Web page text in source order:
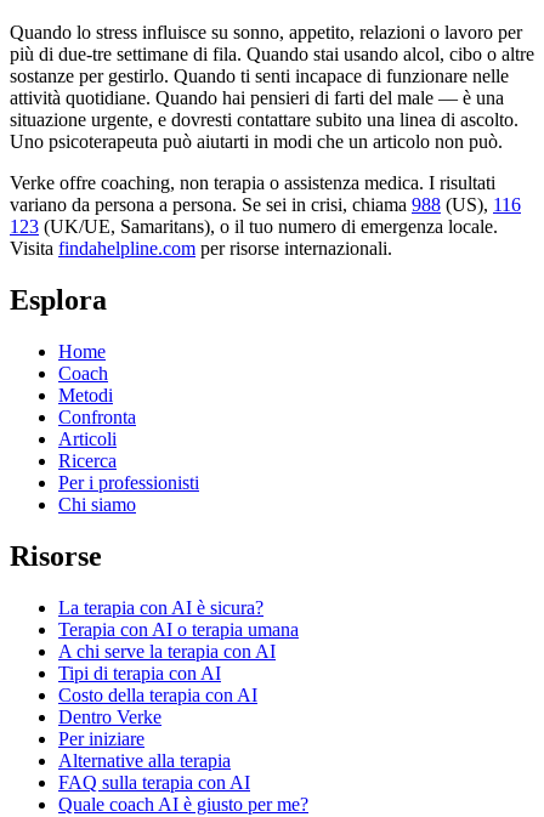
Quando lo stress influisce su sonno, appetito, relazioni o lavoro per
più di due-tre settimane di fila. Quando stai usando alcol, cibo o altre
sostanze per gestirlo. Quando ti senti incapace di funzionare nelle
attività quotidiane. Quando hai pensieri di farti del male — è una
situazione urgente, e dovresti contattare subito una linea di ascolto.
Uno psicoterapeuta può aiutarti in modi che un articolo non può.
Verke offre coaching, non terapia o assistenza medica. I risultati
variano da persona a persona. Se sei in crisi, chiama 988 (US), 116
123 (UK/UE, Samaritans), o il tuo numero di emergenza locale.
Visita findahelpline.com per risorse internazionali.
Esplora
Home
Coach
Metodi
Confronta
Articoli
Ricerca
Per i professionisti
Chi siamo
Risorse
La terapia con AI è sicura?
Terapia con AI o terapia umana
A chi serve la terapia con AI
Tipi di terapia con AI
Costo della terapia con AI
Dentro Verke
Per iniziare
Alternative alla terapia
FAQ sulla terapia con AI
Quale coach AI è giusto per me?